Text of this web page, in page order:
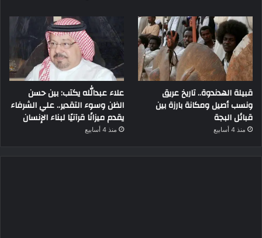
قبيلة الهدندوة.. تاريخ عريق
ونسب أصيل ومكانة بارزة بين
قبائل البجة
منذ 4 أسابيع
علاء عبدالله يكتب: بين حسن
الظن وسوء التقدير.. علي الشرفاء
يقدم ميزانًا قرآنيًا لبناء الإنسان
منذ 4 أسابيع